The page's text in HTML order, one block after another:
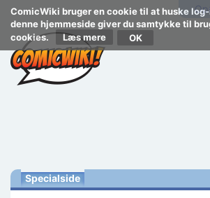
ComicWiki bruger en cookie til at huske
denne hjemmeside giver du samtykke til
cookies.
Læs mere
Specialside